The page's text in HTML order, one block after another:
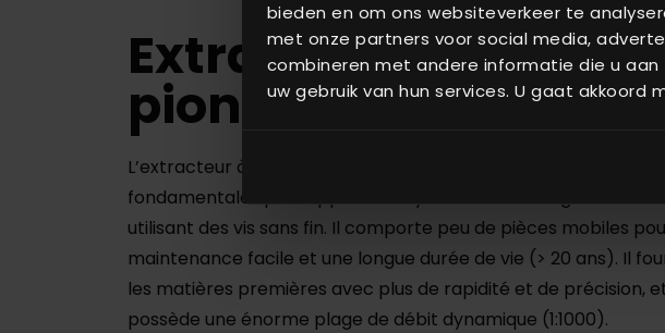
bieden en om ons websiteverkeer te
met onze partners voor social media,
combineren met andere informatie die u
uw gebruik van hun services. U gaat
Extracteur à lames
pionnier
L’extracteur à lames pionnier de KSE apporte des améliorations
fondamentales par rapport aux systèmes de dosage
utilisant des vis sans fin. Il comporte peu de pièces mobiles
maintenance facile et une longue durée de vie (> 20 ans). Il
les matières premières avec plus de rapidité et de précision,
possède une énorme plage de débit dynamique (1:1000).